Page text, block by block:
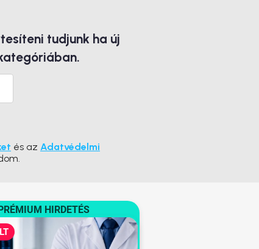
tudjunk ha új
és az Adatvédelmi
HIRDETÉS